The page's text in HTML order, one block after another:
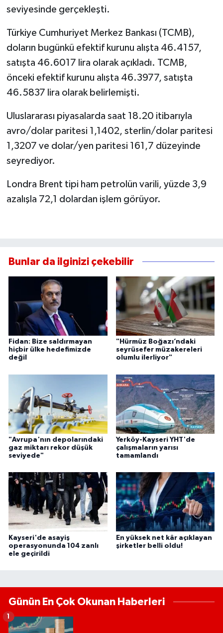
seviyesinde gerçekleşti.
Türkiye Cumhuriyet Merkez Bankası (TCMB),
doların bugünkü efektif kurunu alışta 46.4157,
satışta 46.6017 lira olarak açıkladı. TCMB,
önceki efektif kurunu alışta 46.3977, satışta
46.5837 lira olarak belirlemişti.
Uluslararası piyasalarda saat 18.20 itibarıyla
avro/dolar paritesi 1,1402, sterlin/dolar paritesi
1,3207 ve dolar/yen paritesi 161,7 düzeyinde
seyrediyor.
Londra Brent tipi ham petrolün varili, yüzde 3,9
azalışla 72,1 dolardan işlem görüyor.
Bunlar da ilginizi çekebilir
Fidan: Bize saldırmayan
hiçbir ülke hedefimizde
değil
"Hürmüz Boğazı’ndaki
seyrüsefer müzakereleri
olumlu ilerliyor"
"Avrupa'nın depolarındaki
gaz miktarı rekor düşük
seviyede"
Yerköy-Kayseri YHT'de
çalışmaların yarısı
tamamlandı
Kayseri'de asayiş
operasyonunda 104 zanlı
ele geçirildi
En yüksek net kâr açıklayan
şirketler belli oldu!
Günün En Çok Okunan Haberleri
1